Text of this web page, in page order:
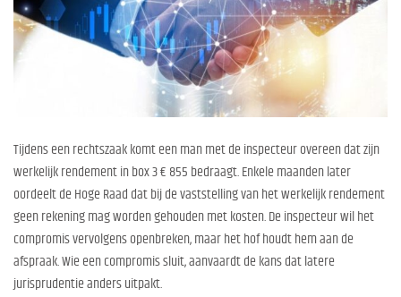
Tijdens een rechtszaak komt een man met de inspecteur overeen dat zijn
werkelijk rendement in box 3 € 855 bedraagt. Enkele maanden later
oordeelt de Hoge Raad dat bij de vaststelling van het werkelijk rendement
geen rekening mag worden gehouden met kosten. De inspecteur wil het
compromis vervolgens openbreken, maar het hof houdt hem aan de
afspraak. Wie een compromis sluit, aanvaardt de kans dat latere
jurisprudentie anders uitpakt.